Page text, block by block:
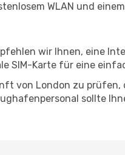
WLAN und
wir Ihnen, eine
SIM-Karte für eine
von London zu prüfen,
sollte